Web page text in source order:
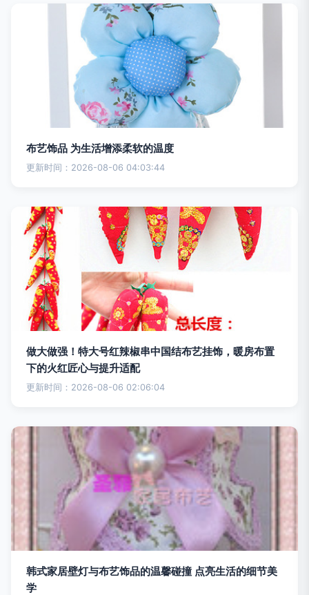
布艺饰品 为生活增添柔软的温度
更新时间：2026-08-06 04:03:44
做大做强！特大号红辣椒串中国结布艺挂饰，暖房布置
下的火红匠心与提升适配
更新时间：2026-08-06 02:06:04
韩式家居壁灯与布艺饰品的温馨碰撞 点亮生活的细节美
学